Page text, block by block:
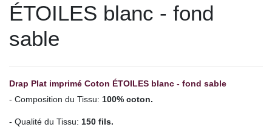
ÉTOILES blanc - fond
sable
Drap Plat imprimé Coton ÉTOILES blanc - fond sable
- Composition du Tissu: 100% coton.
- Qualité du Tissu: 150 fils.